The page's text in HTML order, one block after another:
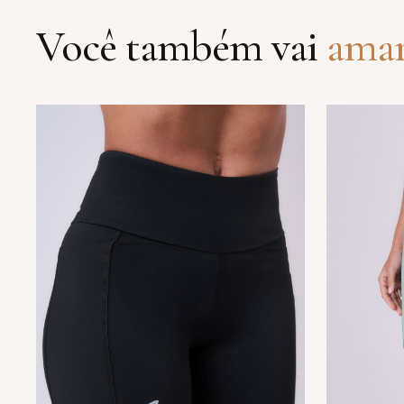
Você também vai